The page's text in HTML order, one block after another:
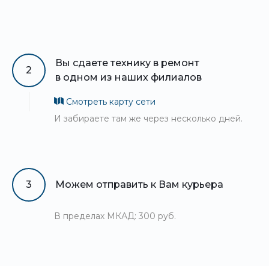
2
Вы сдаете технику в ремонт
в одном из наших филиалов
Смотреть карту сети
И забираете там же через несколько дней.
3 Можем отправить к Вам курьера
В пределах МКАД: 300 руб.